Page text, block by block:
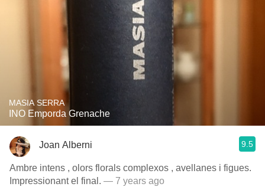
MASIA SERRA
INO Emporda Grenache
Joan Alberni 9.5
Ambre intens , olors florals complexos , avellanes i figues.
Impressionant el final. — 7 years ago